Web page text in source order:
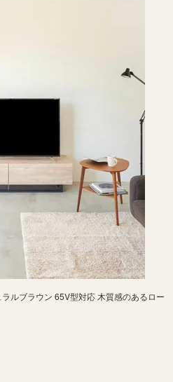
ルブラウン 65V型対応 木質感のあるロー